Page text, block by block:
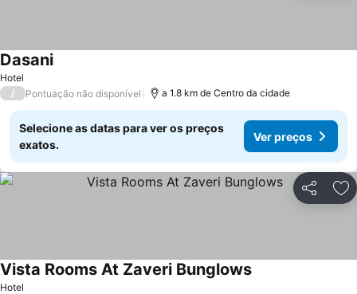
Hotel
Dasani
/ Pontuação não disponível a 1.8 km de Centro da cidade
Selecione as datas para ver os preços
exatos.
Ver preços
Partilhar
Hotel
Vista Rooms At Zaveri Bunglows